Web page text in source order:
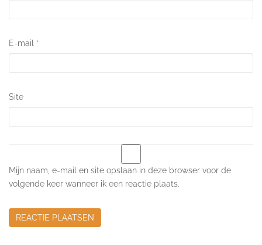
E-mail *
Site
Mijn naam, e-mail en site opslaan in deze browser voor de
volgende keer wanneer ik een reactie plaats.